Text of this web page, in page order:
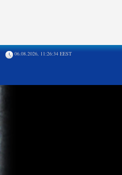
06.08.2026, 11:26:34 EEST